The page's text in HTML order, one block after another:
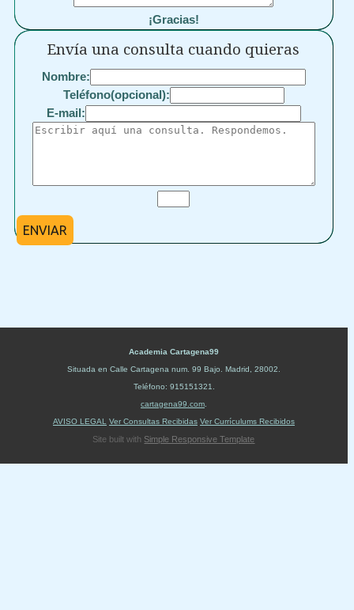
¡Gracias!
Envía una consulta cuando quieras
Nombre:
Teléfono(opcional):
E-mail:
ENVIAR
Academia Cartagena99
Situada en Calle Cartagena num. 99 Bajo Madrid 28002
Teléfono: 915151321
cartagena99.com
AVISO LEGAL
Ver Consultas Recibidas Ver Currículums Recibidos
Site built with Simple Responsive Template